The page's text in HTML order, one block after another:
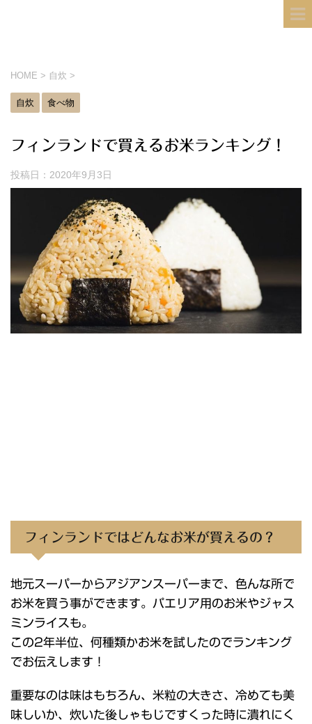
HOME > 自炊 >
自炊 食べ物
フィンランドで買えるお米ランキング！
投稿日： 2020年9月3日
フィンランドではどんなお米が買えるの？
地元スーパーからアジアンスーパーまで、色んな所で
お米を買う事ができます。パエリア用のお米やジャス
ミンライスも。
この2年半位、何種類かお米を試したのでランキング
でお伝えします！
重要なのは味はもちろん、米粒の大きさ、冷めても美
味しいか、炊いた後しゃもじですくった時に潰れにく